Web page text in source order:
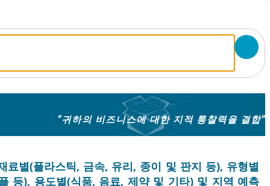
"귀하의 비즈니스에 대한 지적 통찰력을 결합"
별(플라스틱, 금속, 유리, 종이 및 판지 등), 유형별
등), 용도별(식품, 음료, 제약 및 기타) 및 지역 예측